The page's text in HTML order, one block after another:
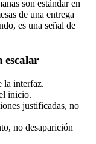
son estándar en
de una entrega
es una señal de
escalar
la interfaz.
inicio.
justificadas, no
no desaparición